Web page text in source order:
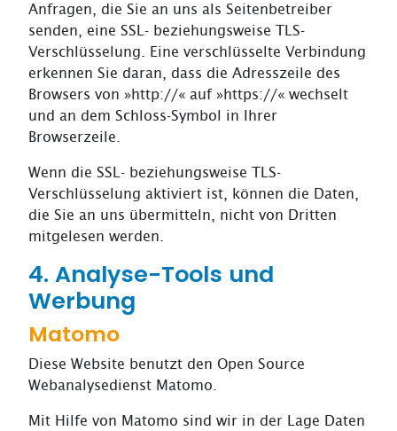
Anfragen, die Sie an uns als Seitenbetreiber
senden, eine SSL- beziehungsweise TLS-
Verschlüsselung. Eine verschlüsselte Verbindung
erkennen Sie daran, dass die Adresszeile des
Browsers von »http://« auf »https://« wechselt
und an dem Schloss-Symbol in Ihrer
Browserzeile.
Wenn die SSL- beziehungsweise TLS-
Verschlüsselung aktiviert ist, können die Daten,
die Sie an uns übermitteln, nicht von Dritten
mitgelesen werden.
4. Analyse-Tools und
Werbung
Matomo
Diese Website benutzt den Open Source
Webanalysedienst Matomo.
Mit Hilfe von Matomo sind wir in der Lage Daten